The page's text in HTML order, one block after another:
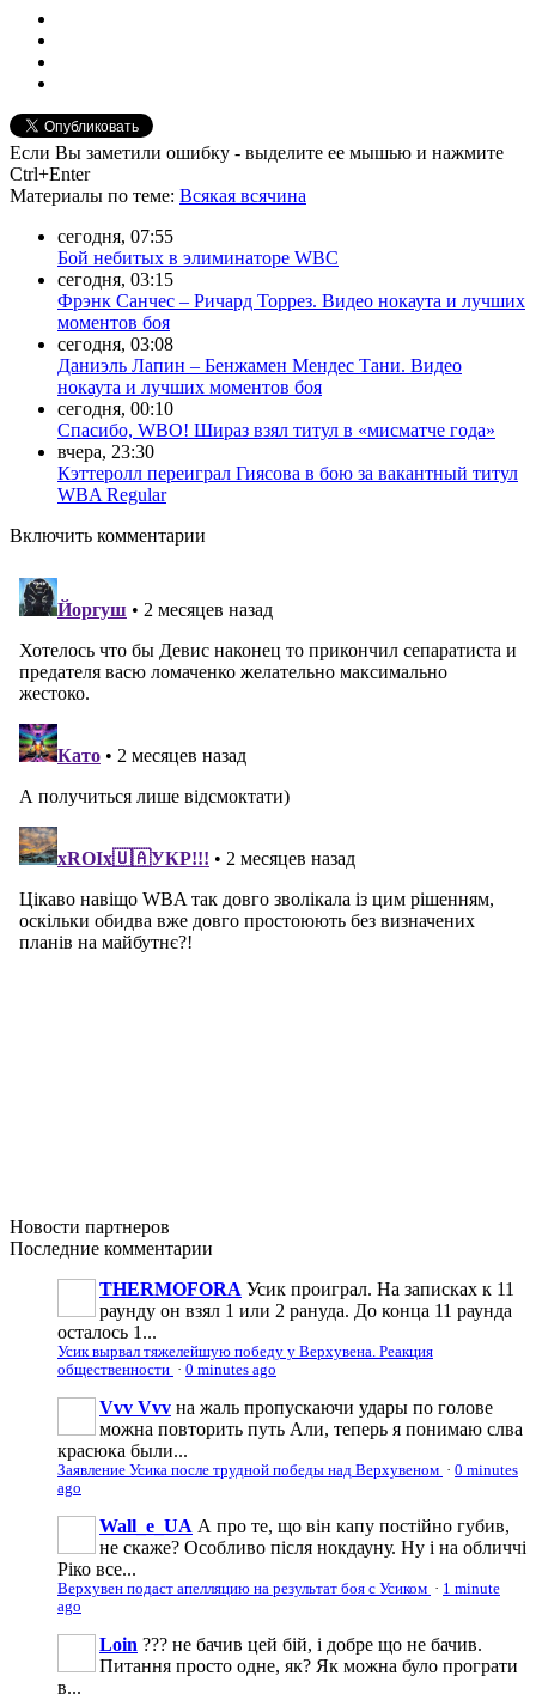
Если Вы заметили ошибку - выделите ее мышью и нажмите
Ctrl+Enter
Материалы по теме: Всякая всячина
сегодня, 07:55
Бой небитых в элиминаторе WBC
сегодня, 03:15
Фрэнк Санчес – Ричард Торрез. Видео нокаута и лучших
моментов боя
сегодня, 03:08
Даниэль Лапин – Бенжамен Мендес Тани. Видео
нокаута и лучших моментов боя
сегодня, 00:10
Спасибо, WBO! Шираз взял титул в «мисматче года»
вчера, 23:30
Кэттеролл переиграл Гиясова в бою за вакантный титул
WBA Regular
Включить комментарии
Новости партнеров
Последние комментарии
THERMOFORA Усик проиграл. На записках к 11
раунду он взял 1 или 2 рануда. До конца 11 раунда
осталось 1...
Усик вырвал тяжелейшую победу у Верхувена. Реакция
общественности · 0 minutes ago
Vvv Vvv на жаль пропускаючи удары по голове
можна повторить путь Али, теперь я понимаю слва
красюка были...
Заявление Усика после трудной победы над Верхувеном · 0 minutes
ago
Wall_e_UA А про те, що він капу постійно губив,
не скаже? Особливо після нокдауну. Ну і на обличчі
Ріко все...
Верхувен подаст апелляцию на результат боя с Усиком · 1 minute
ago
Loin ??? не бачив цей бій, і добре що не бачив.
Питання просто одне, як? Як можна було програти
в...